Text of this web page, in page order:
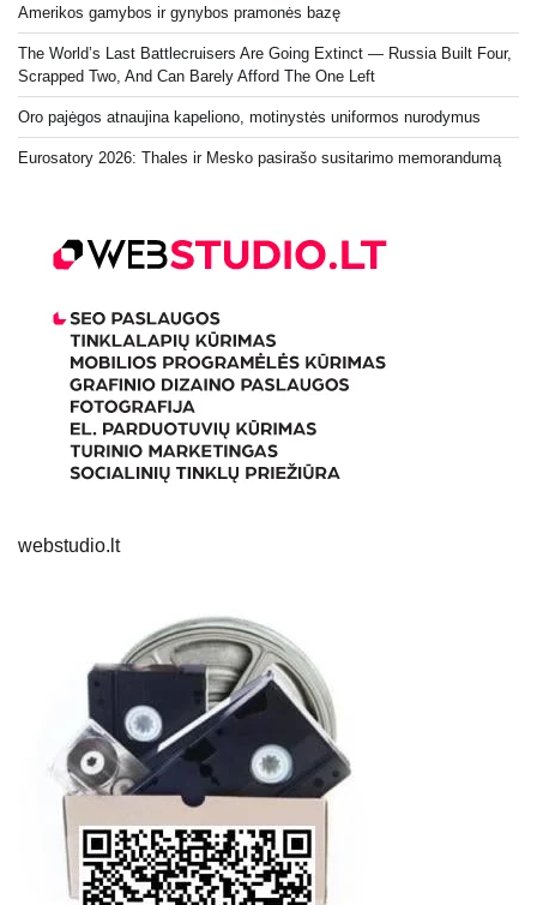
Amerikos gamybos ir gynybos pramonės bazę
The World’s Last Battlecruisers Are Going Extinct — Russia Built Four,
Scrapped Two, And Can Barely Afford The One Left
Oro pajėgos atnaujina kapeliono, motinystės uniformos nurodymus
Eurosatory 2026: Thales ir Mesko pasirašo susitarimo memorandumą
webstudio.lt